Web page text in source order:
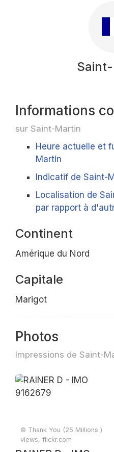
Informations
sur Saint-Martin
Heure actuelle et
Martin
Indicatif de Saint-
Localisation de
par rapport à
Continent
Amérique du Nord
Capitale
Marigot
Photos
Impressions de Saint-
© Thank You (25 Millions )
views, flickr.com